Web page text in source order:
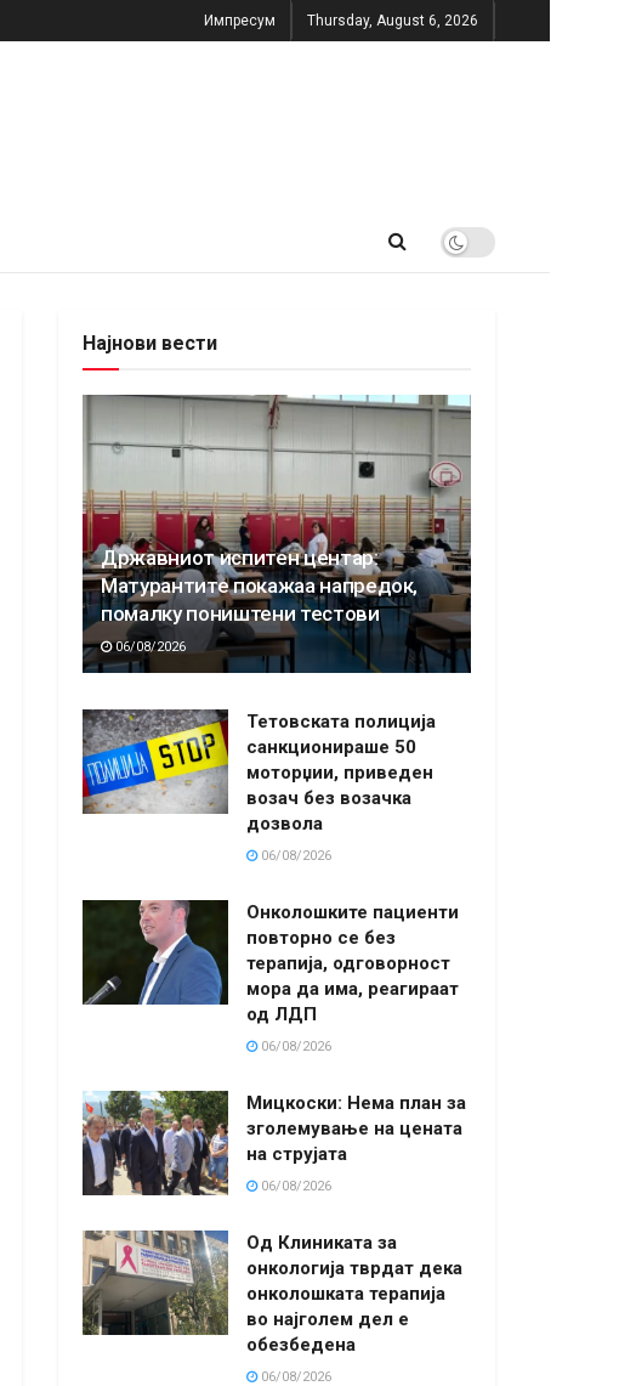
Импресум Thursday, August 6, 2026
Најнови вести
Државниот испитен центар:
Матурантите покажаа напредок,
помалку поништени тестови
06/08/2026
Тетовската полиција
санкционираше 50
моторџии, приведен
возач без возачка
дозвола
06/08/2026
Онколошките пациенти
повторно се без
терапија, одговорност
мора да има, реагираат
од ЛДП
06/08/2026
Мицкоски: Нема план за
зголемување на цената
на струјата
06/08/2026
Од Клиниката за
онкологија тврдат дека
онколошката терапија
во најголем дел е
обезбедена
06/08/2026